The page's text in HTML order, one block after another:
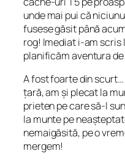
unde mai pui că
fusese găsit până
rog! Imediat i-am scris
planificăm aventura de
A fost foarte din
țară, am și plecat la
prieten pe care să-l
la munte pe
nemaigăsită, pe o
mergem!